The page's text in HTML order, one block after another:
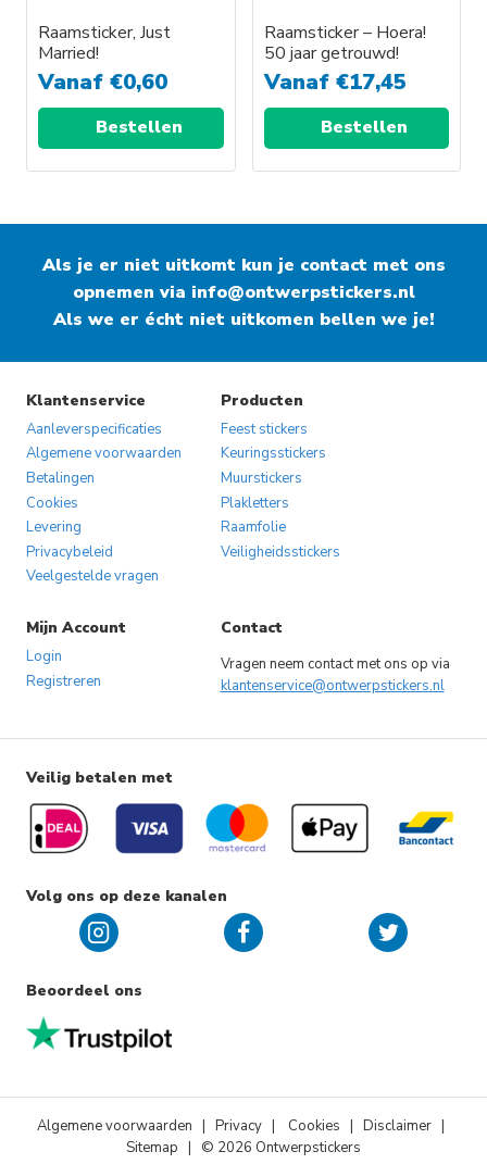
worden
de
productpagina
worden
op
de
productpagina
Raamsticker, Just
Married!
Vanaf €0,60
Bestellen
meerdere
variaties.
Deze
gekozen
worden
op
productpagina
Raamsticker – Hoera!
50 jaar getrouwd!
Vanaf €17,45
Bestellen
meerdere
variaties.
Deze
Als je er niet uitkomt kun je contact met ons
opnemen via info@ontwerpstickers.nl
Als we er écht niet uitkomen bellen we je!
Klantenservice
Aanleverspecificaties
Algemene voorwaarden
Betalingen
Cookies
Levering
Privacybeleid
Veelgestelde vragen
Producten
Feest stickers
Keuringsstickers
Muurstickers
Plakletters
Raamfolie
Veiligheidsstickers
Mijn Account
Login
Registreren
Contact
Vragen neem contact met ons op via
klantenservice@ontwerpstickers.nl
Veilig betalen met
Volg ons op deze kanalen
Beoordeel ons
Algemene voorwaarden | Privacy | Cookies | Disclaimer |
Sitemap | © 2026 Ontwerpstickers